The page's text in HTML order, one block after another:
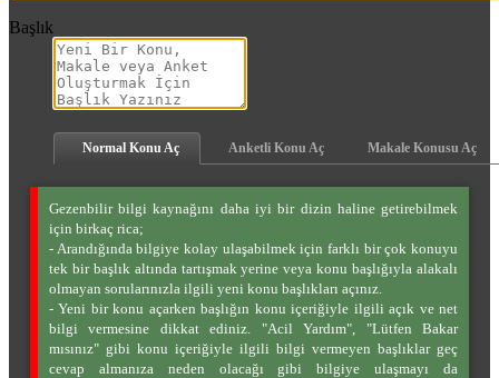
Başlık
Normal Konu Aç Anketli Konu Aç Makale Konusu Aç
Gezenbilir bilgi kaynağını daha iyi bir dizin haline getirebilmek
için birkaç rica;
- Arandığında bilgiye kolay ulaşabilmek için farklı bir çok konuyu
tek bir başlık altında tartışmak yerine veya konu başlığıyla alakalı
olmayan sorularınızla ilgili yeni konu başlıkları açınız.
- Yeni bir konu açarken başlığın konu içeriğiyle ilgili açık ve net
bilgi vermesine dikkat ediniz. "Acil Yardım", "Lütfen Bakar
mısınız" gibi konu içeriğiyle ilgili bilgi vermeyen başlıklar geç
cevap almanıza neden olacağı gibi bilgiye ulaşmayı da